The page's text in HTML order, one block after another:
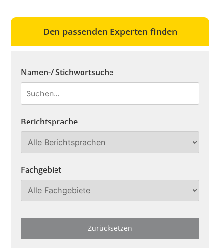
Den passenden Experten finden
Namen-/ Stichwortsuche
Berichtsprache
Fachgebiet
Zurücksetzen